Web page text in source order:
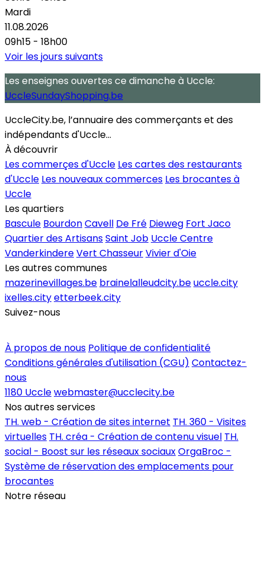
Mardi
11.08.2026
09h15 - 18h00
Voir les jours suivants
Les enseignes ouvertes ce dimanche à Uccle:
UccleSundayShopping.be
UccleCity.be, l’annuaire des commerçants et des
indépendants d'Uccle...
À découvrir
Les commerçes d'Uccle Les cartes des restaurants
d'Uccle Les nouveaux commerces Les brocantes à
Uccle
Les quartiers
Bascule BourdonCavell De Fré Dieweg Fort Jaco
Quartier des ArtisansSaint Job Uccle Centre
VanderkindereVert ChasseurVivier d'Oie
Les autres communes
mazerinevillages.be brainelalleudcity.beuccle.city
ixelles.cityetterbeek.city
Suivez-nous
À propos de nous Politique de confidentialité
Conditions générales d'utilisation (CGU) Contactez-
nous
1180 Ucclewebmaster@ucclecity.be
Nos autres services
TH. web - Création de sites internet TH. 360 - Visites
virtuelles TH. créa - Création de contenu visuel TH.
social - Boost sur les réseaux sociauxOrgaBroc -
Système de réservation des emplacements pour
brocantes
Notre réseau